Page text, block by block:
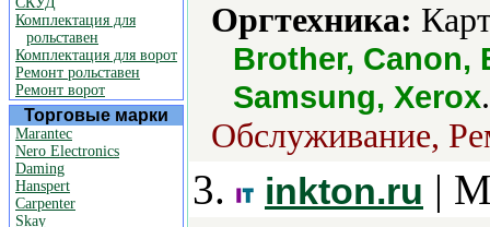
Комплектация для
рольставен
Комплектация для ворот
Ремонт рольставен
Ремонт ворот
Торговые марки
Marantec
Nero Electronics
Daming
Hanspert
Carpenter
Skay
Оргтехника:
Brother, Canon,
Samsung, Xerox.
Обслуживание,
3. inkton.ru |